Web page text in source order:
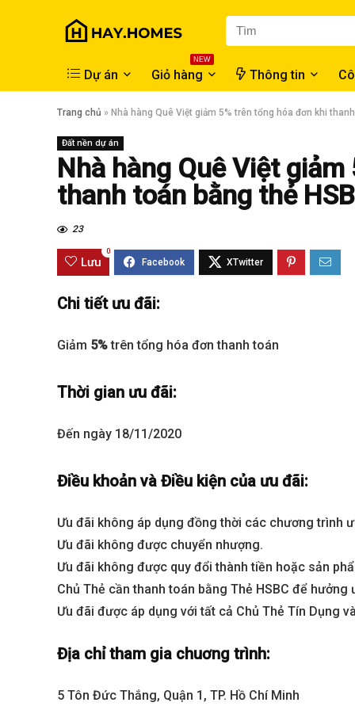
Dự án
NEW
Giỏ hàng Thông tin
Trang chủ » Nhà hàng Quê Việt giảm 5% trên tổng hóa đơn khi
Đất nền dự án
Nhà hàng Quê Việt
thanh toán bằng thẻ
23
Lưu
0
Chi tiết ưu đãi:
Giảm 5%trên tổng hóa đơn thanh toán
Thời gian ưu đãi:
Đến ngày 18/11/2020
Điều khoản và Điều kiện của ưu đãi:
Ưu đãi không áp dụng đồng thời các chương trình
Ưu đãi không được chuyển nhượng.
Ưu đãi không được quy đổi thành tiền hoặc sản
Chủ Thẻ cần thanh toán bằng Thẻ HSBC để hưởng
Ưu đãi được áp dụng với tất cả Chủ Thẻ Tín Dụng
Địa chỉ tham gia chuơng trình:
5 Tôn Đức Thắng, Quận 1, TP. Hồ Chí Minh